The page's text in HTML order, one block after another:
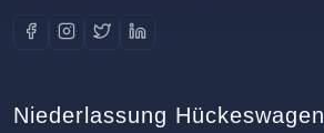
Niederlassung Hückeswagen